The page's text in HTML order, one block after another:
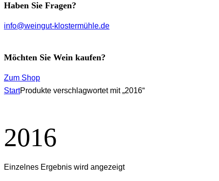
Haben Sie Fragen?
info@weingut-klostermühle.de
Möchten Sie Wein kaufen?
Zum Shop
StartProdukte verschlagwortet mit „2016“
2016
Einzelnes Ergebnis wird angezeigt